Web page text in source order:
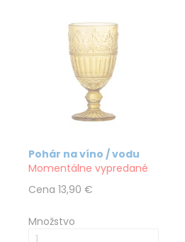
Pohár na víno / vodu
Momentálne vypredané
Cena 13,90 €
Množstvo